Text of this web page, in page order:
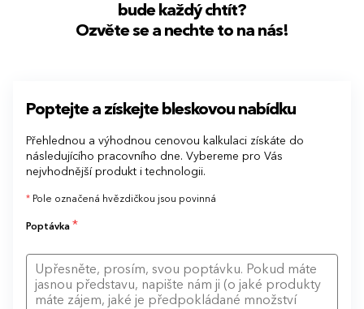
bude každý chtít?
Ozvěte se a nechte to na nás!
Poptejte a získejte bleskovou nabídku
Přehlednou a výhodnou cenovou kalkulaci získáte do
následujícího pracovního dne. Vybereme pro Vás
nejvhodnější produkt i technologii.
* Pole označená hvězdičkou jsou povinná
Poptávka *